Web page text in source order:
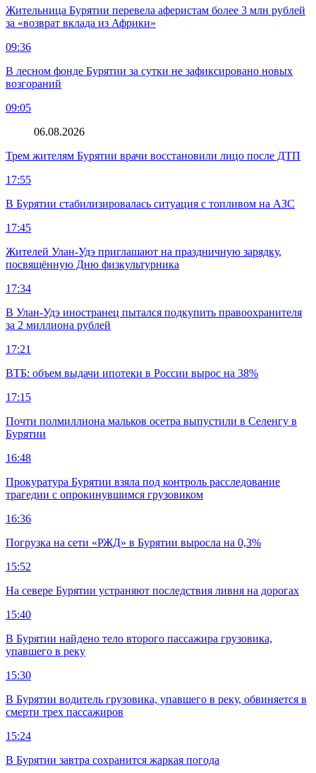
Жительница Бурятии перевела аферистам более 3 млн рублей
за «возврат вклада из Африки»
09:36
В лесном фонде Бурятии за сутки не зафиксировано новых
возгораний
09:05
06.08.2026
Трем жителям Бурятии врачи восстановили лицо после ДТП
17:55
В Бурятии стабилизировалась ситуация с топливом на АЗС
17:45
Жителей Улан-Удэ приглашают на праздничную зарядку,
посвящённую Дню физкультурника
17:34
В Улан-Удэ иностранец пытался подкупить правоохранителя
за 2 миллиона рублей
17:21
ВТБ: объем выдачи ипотеки в России вырос на 38%
17:15
Почти полмиллиона мальков осетра выпустили в Селенгу в
Бурятии
16:48
Прокуратура Бурятии взяла под контроль расследование
трагедии с опрокинувшимся грузовиком
16:36
Погрузка на сети «РЖД» в Бурятии выросла на 0,3%
15:52
На севере Бурятии устраняют последствия ливня на дорогах
15:40
В Бурятии найдено тело второго пассажира грузовика,
упавшего в реку
15:30
В Бурятии водитель грузовика, упавшего в реку, обвиняется в
смерти трех пассажиров
15:24
В Бурятии завтра сохранится жаркая погода